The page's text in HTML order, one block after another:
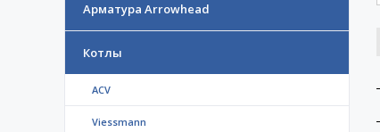
Арматура Arrowhead
Котлы
ACV
Viessmann